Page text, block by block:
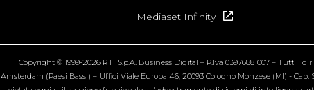
Mediaset Infinity
Copyright © 1999-2026 RTI S.p.A. Business Digital – P.Iva 03976881007 – Tutti i
Amsterdam (Paesi Bassi) – Uffici Viale Europa 46, 20093 Cologno Monzese (MI) -